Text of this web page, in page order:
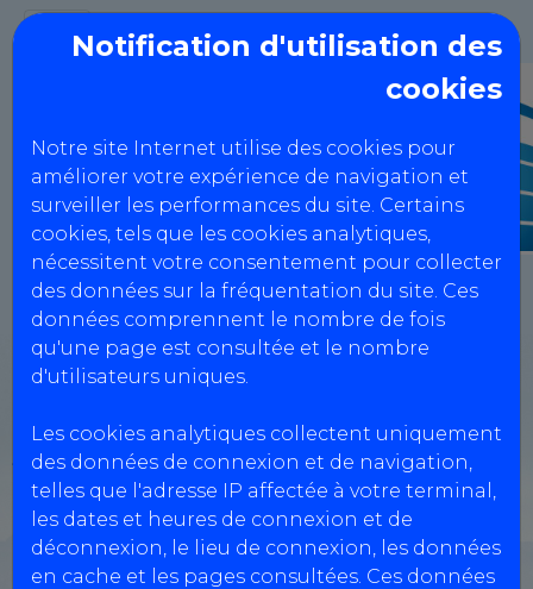
Notification d'utilisation des
cookies
Notre site Internet utilise des cookies pour
améliorer votre expérience de navigation et
surveiller les performances du site. Certains
cookies, tels que les cookies analytiques,
nécessitent votre consentement pour collecter
des données sur la fréquentation du site. Ces
données comprennent le nombre de fois
qu'une page est consultée et le nombre
d'utilisateurs uniques.
Les cookies analytiques collectent uniquement
des données de connexion et de navigation,
telles que l'adresse IP affectée à votre terminal,
les dates et heures de connexion et de
déconnexion, le lieu de connexion, les données
en cache et les pages consultées. Ces données
CIT du Carmausin
23 Boulevard Augustin Malroux,
81400 CARMAUX
0563361035